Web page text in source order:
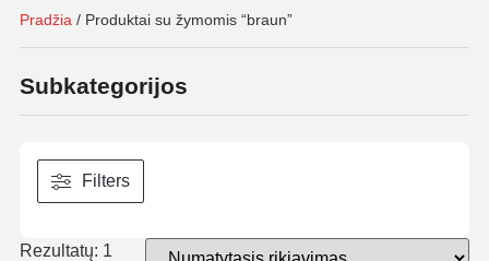
Pradžia / Produktai su žymomis “braun”
Subkategorijos
Filters
Rezultatų: 1